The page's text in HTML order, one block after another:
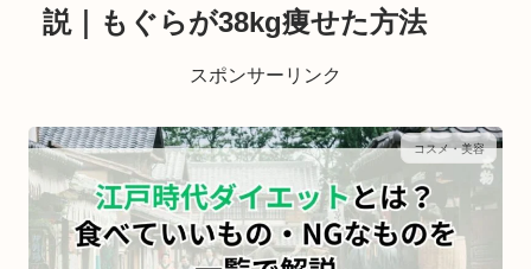
説｜もぐらが38kg痩せた方法
スポンサーリンク
コスメ・美容